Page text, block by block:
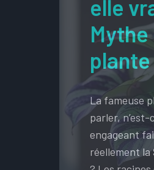
elle
La fameuse
parler,
engageant
réellement la